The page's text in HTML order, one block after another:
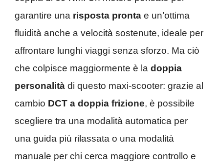
garantire una risposta pronta e un’ottima
fluidità anche a velocità sostenute, ideale per
affrontare lunghi viaggi senza sforzo. Ma ciò
che colpisce maggiormente è la doppia
personalità di questo maxi-scooter: grazie al
cambio DCT a doppia frizione, è possibile
scegliere tra una modalità automatica per
una guida più rilassata o una modalità
manuale per chi cerca maggiore controllo e